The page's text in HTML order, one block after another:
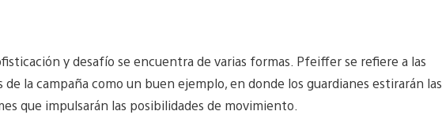
y desafío se encuentra de varias formas. Pfeiffer se refiere a las
de la campaña como un buen ejemplo, en donde los guardianes estirarán las
que impulsarán las posibilidades de movimiento.